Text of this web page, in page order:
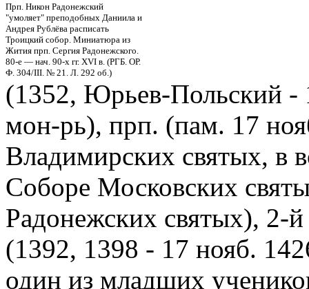
Прп. Никон Радонежский
"умоляет" преподобных Даниила и
Андрея Рублёва расписать
Троицкий собор. Миниатюра из
Жития прп. Сергия Радонежского.
80-е — нач. 90-х гг. XVI в. (РГБ. ОР.
Ф. 304/III. № 21. Л. 292 об.)
(1352, Юрьев-Польский -
мон-рь), прп. (пам. 17
Владимирских святых, в
Соборе Московских
Радонежских святых), 2-
(1392, 1398 - 17 нояб.
один из младших